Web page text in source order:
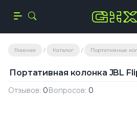
Главная Каталог Портативные
Портативная колонка JBL
Отзывов: 0Вопросов: 0